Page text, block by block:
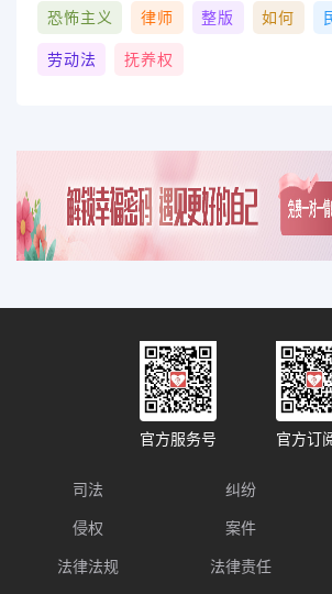
恐怖主义 律师 整版 如何
劳动法 抚养权
官方服务号 官方订
司法 纠纷
侵权 案件
法律法规 法律责任